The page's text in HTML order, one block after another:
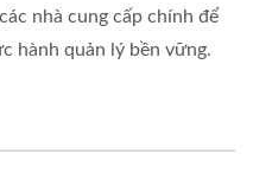
nhà cung cấp chính để
hành quản lý bền vững.